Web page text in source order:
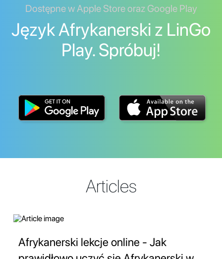
Dostępne w Apple Store oraz Google Play
Język Afrykanerski z LinGo
Play. Spróbuj!
Articles
Afrykanerski lekcje online - Jak